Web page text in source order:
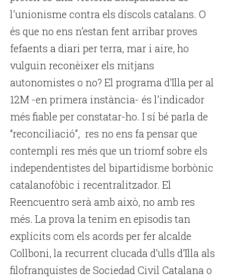
l’unionisme contra els díscols catalans. O
és que no ens n’estan fent arribar proves
fefaents a diari per terra, mar i aire, ho
vulguin reconèixer els mitjans
autonomistes o no? El programa d’Illa per al
12M -en primera instància- és l’indicador
més fiable per constatar-ho. I sí bé parla de
“reconciliació”, res no ens fa pensar que
contempli res més que un triomf sobre els
independentistes del bipartidisme borbònic
catalanofòbic i recentralitzador. El
Reencuentro serà amb això, no amb res
més. La prova la tenim en episodis tan
explícits com els acords per fer alcalde
Collboni, la recurrent clucada d’ulls d’Illa als
filofranquistes de Sociedad Civil Catalana o